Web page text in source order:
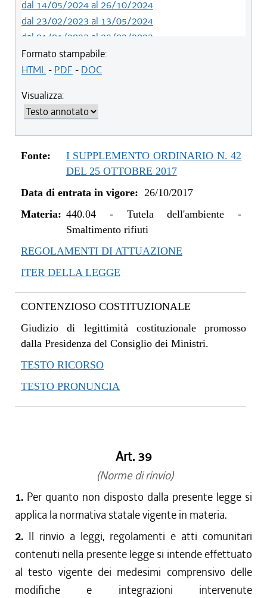
dal 14/05/2024 al 26/10/2024
dal 23/02/2023 al 13/05/2024
dal 01/01/2023 al 22/02/2023
dal 09/08/2022 al 31/12/2022
dal 20/05/2021 al 08/08/2022
dal 01/01/2020 al 31/12/2020
dal 01/05/2019 al 31/12/2019
dal 29/03/2018 al 30/04/2019
dal 15/02/2018 al 28/03/2018
dal 05/01/2018 al 14/02/2018
Formato stampabile:
HTML- PDF - DOC
Visualizza:
Fonte:
I SUPPLEMENTO ORDINARIO N. 42
DEL 25 OTTOBRE 2017
Data di entrata in vigore: 26/10/2017
Materia: 440.04- Tutela dell'ambiente -
Smaltimento rifiuti
REGOLAMENTI DI ATTUAZIONE
ITER DELLA LEGGE
CONTENZIOSO COSTITUZIONALE
Giudizio di legittimità costituzionale promosso
dalla Presidenza del Consiglio dei Ministri.
TESTO RICORSO
TESTO PRONUNCIA
Art. 39
(Norme di rinvio)
1. Per quanto non disposto dalla presente legge si
applica la normativa statale vigente in materia.
2. Il rinvio a leggi, regolamenti e atti comunitari
contenuti nella presente legge si intende effettuato
al testo vigente dei medesimi comprensivo delle
modifiche e integrazioni intervenute